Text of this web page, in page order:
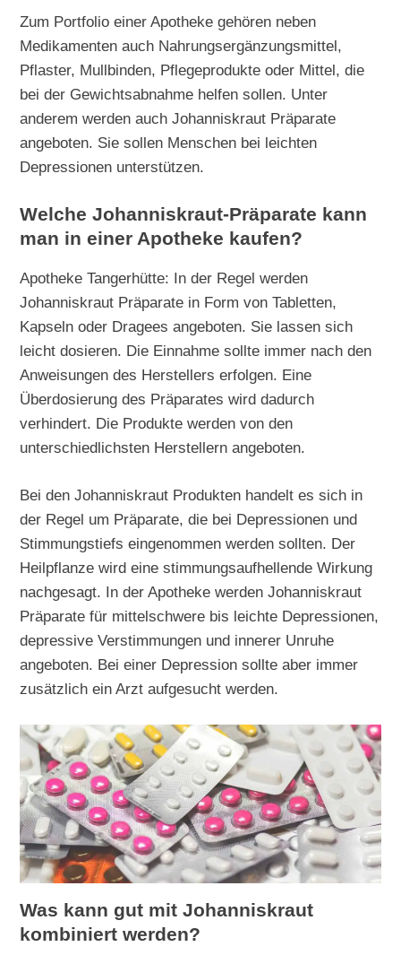
Zum Portfolio einer Apotheke gehören neben
Medikamenten auch Nahrungsergänzungsmittel,
Pflaster, Mullbinden, Pflegeprodukte oder Mittel, die
bei der Gewichtsabnahme helfen sollen. Unter
anderem werden auch Johanniskraut Präparate
angeboten. Sie sollen Menschen bei leichten
Depressionen unterstützen.
Welche Johanniskraut-Präparate kann
man in einer Apotheke kaufen?
Apotheke Tangerhütte: In der Regel werden
Johanniskraut Präparate in Form von Tabletten,
Kapseln oder Dragees angeboten. Sie lassen sich
leicht dosieren. Die Einnahme sollte immer nach den
Anweisungen des Herstellers erfolgen. Eine
Überdosierung des Präparates wird dadurch
verhindert. Die Produkte werden von den
unterschiedlichsten Herstellern angeboten.
Bei den Johanniskraut Produkten handelt es sich in
der Regel um Präparate, die bei Depressionen und
Stimmungstiefs eingenommen werden sollten. Der
Heilpflanze wird eine stimmungsaufhellende Wirkung
nachgesagt. In der Apotheke werden Johanniskraut
Präparate für mittelschwere bis leichte Depressionen,
depressive Verstimmungen und innerer Unruhe
angeboten. Bei einer Depression sollte aber immer
zusätzlich ein Arzt aufgesucht werden.
Was kann gut mit Johanniskraut
kombiniert werden?